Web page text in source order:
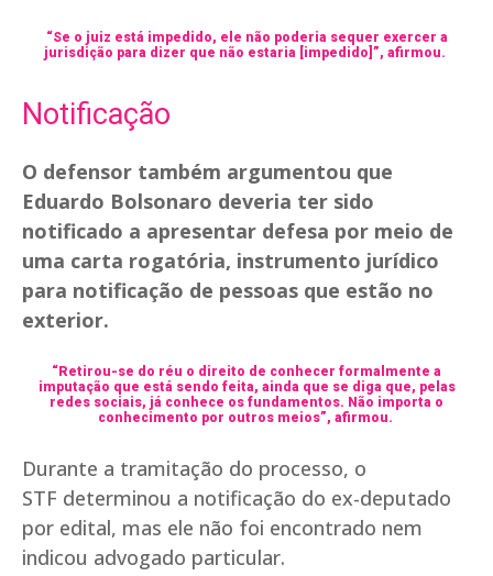
“Se o juiz está impedido, ele não poderia sequer exercer a
jurisdição para dizer que não estaria [impedido]”, afirmou.
Notificação
O defensor também argumentou que
Eduardo Bolsonaro deveria ter sido
notificado a apresentar defesa por meio de
uma carta rogatória, instrumento jurídico
para notificação de pessoas que estão no
exterior.
“Retirou-se do réu o direito de conhecer formalmente a
imputação que está sendo feita, ainda que se diga que, pelas
redes sociais, já conhece os fundamentos. Não importa o
conhecimento por outros meios”, afirmou.
Durante a tramitação do processo, o
STF determinou a notificação do ex-deputado
por edital, mas ele não foi encontrado nem
indicou advogado particular.